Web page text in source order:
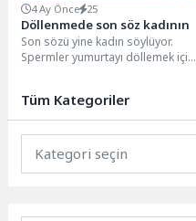
4 Ay Önce 25
Döllenmede son söz kadının
Son sözü yine kadın söylüyor.
Spermler yumurtayı döllemek için
Tüm Kategoriler